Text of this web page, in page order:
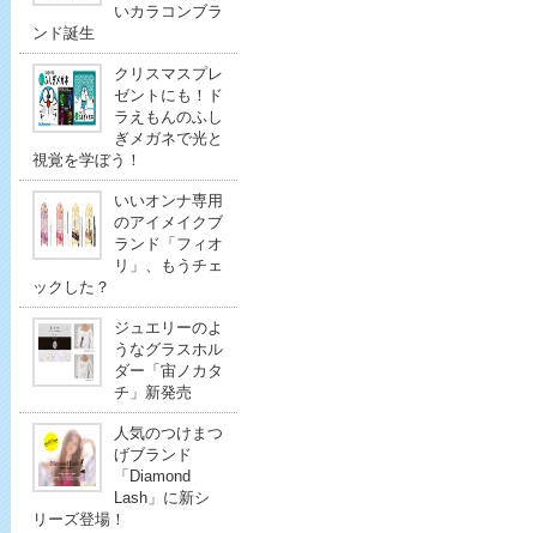
いカラコンブラ
ンド誕生
クリスマスプレ
ゼントにも！ド
ラえもんのふし
ぎメガネで光と
視覚を学ぼう！
いいオンナ専用
のアイメイクブ
ランド「フィオ
リ」、もうチェ
ックした？
ジュエリーのよ
うなグラスホル
ダー「宙ノカタ
チ」新発売
人気のつけまつ
げブランド
「Diamond
Lash」に新シ
リーズ登場！